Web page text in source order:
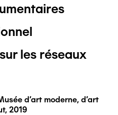
les réseaux
d'art moderne, d'art
2019